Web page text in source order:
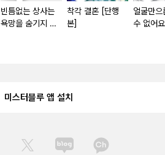
빈틈없는 상사는
욕망을 숨기지 않
착각 결혼 [단행
본]
얼굴만
수 없어
미스터블루 앱 설치